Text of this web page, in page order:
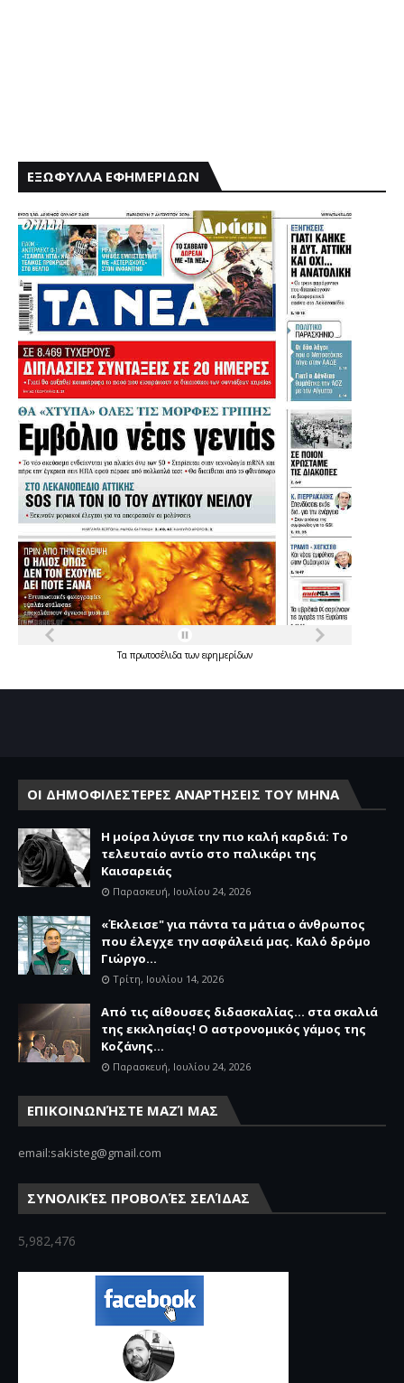
ΕΞΩΦΥΛΛΑ ΕΦΗΜΕΡΙΔΩΝ
Τα πρωτοσέλιδατων εφημερίδων
ΟΙ ΔΗΜΟΦΙΛΕΣΤΕΡΕΣ ΑΝΑΡΤΗΣΕΙΣ ΤΟΥ ΜΗΝΑ
Η μοίρα λύγισε την πιο καλή καρδιά: Το
τελευταίο αντίο στο παλικάρι της
Καισαρειάς
Παρασκευή, Ιουλίου 24, 2026
«Έκλεισε" για πάντα τα μάτια ο άνθρωπος
που έλεγχε την ασφάλειά μας. Καλό δρόμο
Γιώργο...
Τρίτη, Ιουλίου 14, 2026
Από τις αίθουσες διδασκαλίας… στα σκαλιά
της εκκλησίας! Ο αστρονομικός γάμος της
Κοζάνης...
Παρασκευή, Ιουλίου 24, 2026
ΕΠΙΚΟΙΝΩΝΉΣΤΕ ΜΑΖΊ ΜΑΣ
email:sakisteg@gmail.com
ΣΥΝΟΛΙΚΈΣ ΠΡΟΒΟΛΈΣ ΣΕΛΊΔΑΣ
5,982,476